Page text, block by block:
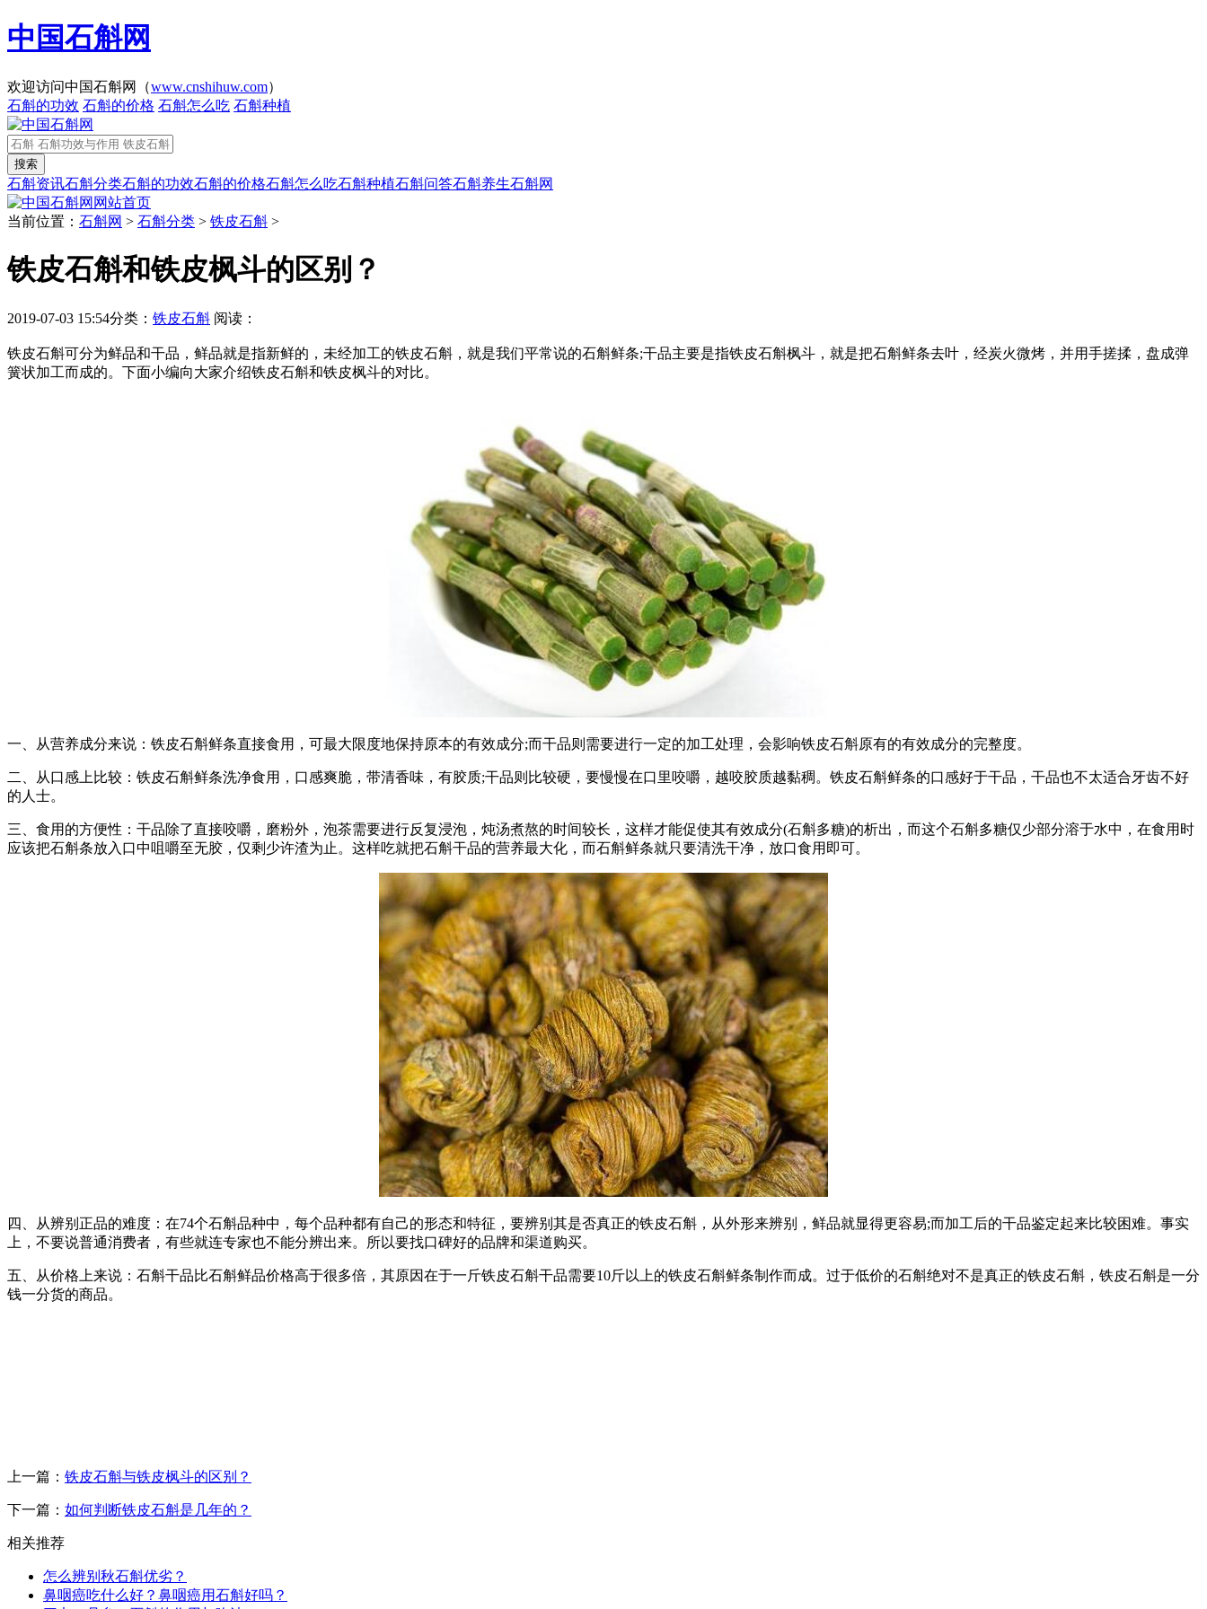
中国石斛网
欢迎访问中国石斛网（www.cnshihuw.com）
石斛的功效 石斛的价格 石斛怎么吃 石斛种植
石斛资讯石斛分类石斛的功效石斛的价格石斛怎么吃石斛种植石斛问答石斛养生石斛网
网站首页
当前位置： 石斛网 > 石斛分类 > 铁皮石斛 >
铁皮石斛和铁皮枫斗的区别？
2019-07-03 15:54分类： 铁皮石斛 阅读：
铁皮石斛可分为鲜品和干品，鲜品就是指新鲜的，未经加工的铁皮石斛，就是我们平常说的石斛鲜条;干品主要是指铁皮石斛枫斗，就是把石斛鲜条去叶，经炭火微烤，并用手搓揉，盘成弹
簧状加工而成的。下面小编向大家介绍铁皮石斛和铁皮枫斗的对比。
一、从营养成分来说：铁皮石斛鲜条直接食用，可最大限度地保持原本的有效成分;而干品则需要进行一定的加工处理，会影响铁皮石斛原有的有效成分的完整度。
二、从口感上比较：铁皮石斛鲜条洗净食用，口感爽脆，带清香味，有胶质;干品则比较硬，要慢慢在口里咬嚼，越咬胶质越黏稠。铁皮石斛鲜条的口感好于干品，干品也不太适合牙齿不好
的人士。
三、食用的方便性：干品除了直接咬嚼，磨粉外，泡茶需要进行反复浸泡，炖汤煮熬的时间较长，这样才能促使其有效成分(石斛多糖)的析出，而这个石斛多糖仅少部分溶于水中，在食用时
应该把石斛条放入口中咀嚼至无胶，仅剩少许渣为止。这样吃就把石斛干品的营养最大化，而石斛鲜条就只要清洗干净，放口食用即可。
四、从辨别正品的难度：在74个石斛品种中，每个品种都有自己的形态和特征，要辨别其是否真正的铁皮石斛，从外形来辨别，鲜品就显得更容易;而加工后的干品鉴定起来比较困难。事实
上，不要说普通消费者，有些就连专家也不能分辨出来。所以要找口碑好的品牌和渠道购买。
五、从价格上来说：石斛干品比石斛鲜品价格高于很多倍，其原因在于一斤铁皮石斛干品需要10斤以上的铁皮石斛鲜条制作而成。过于低价的石斛绝对不是真正的铁皮石斛，铁皮石斛是一分
钱一分货的商品。
上一篇： 铁皮石斛与铁皮枫斗的区别？
下一篇： 如何判断铁皮石斛是几年的？
相关推荐
怎么辨别秋石斛优劣？
鼻咽癌吃什么好？鼻咽癌用石斛好吗？